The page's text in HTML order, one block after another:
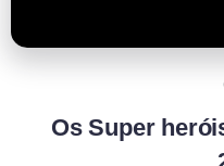
Os Super